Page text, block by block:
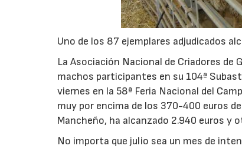
Uno de los 87 ejemplares adjudicados
La Asociación Nacional de Criadores de
machos participantes en su 104ª
viernes en la 58ª Feria Nacional del
muy por encima de los 370-400 euros
Mancheño, ha alcanzado 2.940 euros y
No importa que julio sea un mes de